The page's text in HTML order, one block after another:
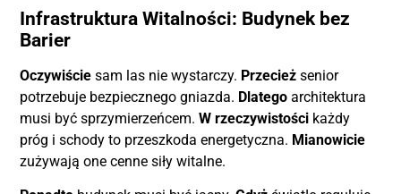
Infrastruktura Witalności: Budynek bez
Barier
Oczywiście sam las nie wystarczy. Przecież senior
potrzebuje bezpiecznego gniazda. Dlatego architektura
musi być sprzymierzeńcem.W rzeczywistości każdy
próg i schody to przeszkoda energetyczna. Mianowicie
zużywają one cenne siły witalne.